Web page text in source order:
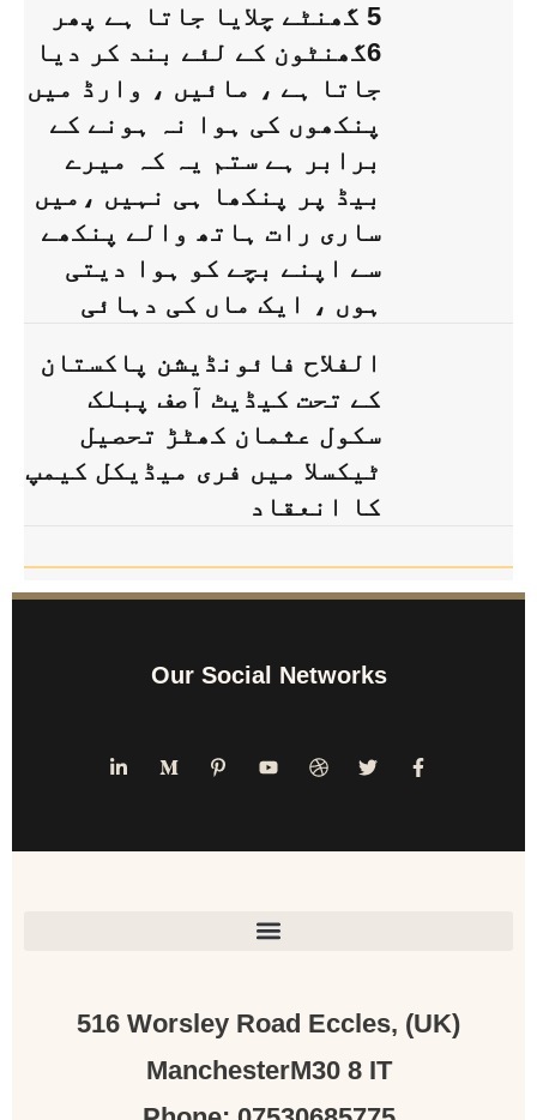
5 گھنٹے چلایا جاتا ہے پھر
6گھنٹون کے لئے بند کر دیا
جاتا ہے ، مائیں ، وارڈ میں
پنکھوں کی ہوا نہ ہونے کے
برابر ہے ستم یہ کہ میرے
بیڈ پر پنکھا ہی نہیں ،میں
ساری رات ہاتھ والے پنکھے
سے اپنے بچے کو ہوا دیتی
ہوں ، ایک ماں کی دہائی
الفلاح فائونڈیشن پاکستان
کے تحت کیڈیٹ آصف پبلک
سکول عثمان کھٹڑ تحصیل
ٹیکسلا میں فری میڈیکل کیمپ
کا انعقاد
Our Social Networks
(UK) 516 Worsley Road Eccles,
ManchesterM30 8 IT